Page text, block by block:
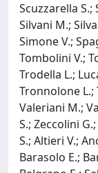
Scuzzarella S.;
Silvani M.;
Simone V.;
Tombolini V.;
Trodella L.;
Tronnolone L.;
Valeriani M.;
S.; Zeccolini
S.; Altieri V.;
Barasolo E.;